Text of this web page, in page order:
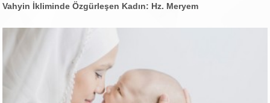
Vahyin İkliminde Özgürleşen Kadın: Hz. Meryem